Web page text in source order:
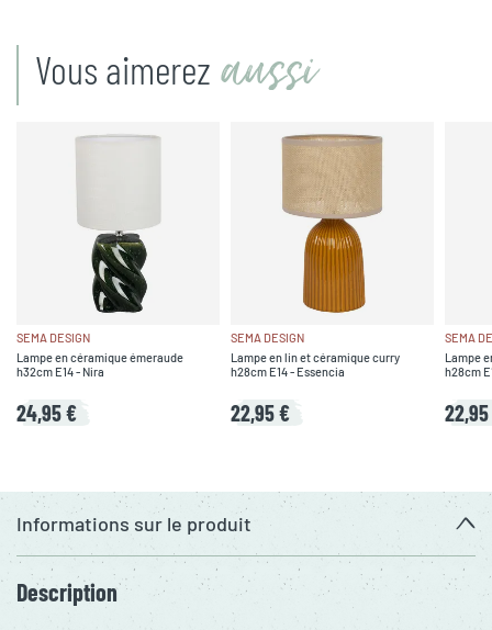
Vous aimerez aussi
SEMA DESIGN
Lampe en céramique émeraude
h32cm E14 - Nira
24,95 €
SEMA DESIGN
Lampe en lin et céramique curry
h28cm E14 - Essencia
22,95 €
SEMA
Lampe
h28cm
Informations sur le produit
Description